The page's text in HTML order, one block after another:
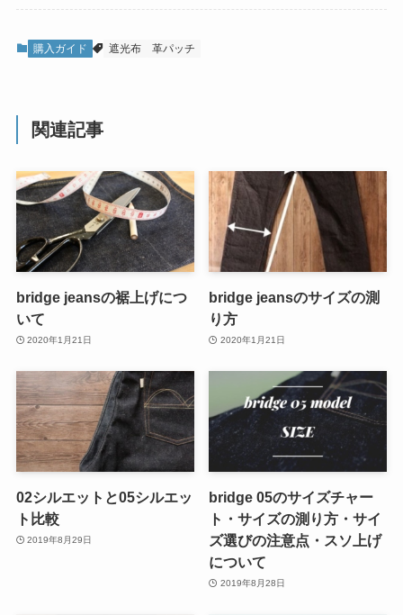
購入ガイド 遮光布 革パッチ
関連記事
bridge jeansの裾上げにつ
いて
2020年1月21日
bridge jeansのサイズの測
り方
2020年1月21日
02シルエットと05シルエッ
ト比較
2019年8月29日
bridge 05のサイズチャー
ト・サイズの測り方・サイ
ズ選びの注意点・スソ上げ
について
2019年8月28日